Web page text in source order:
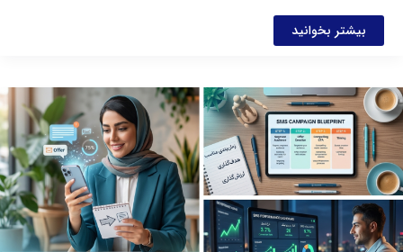
بیشتر بخوانید
آموزش
بازاریابی
پیامکی؛
راهنمای
گام
به
گام
بستن
کمپین